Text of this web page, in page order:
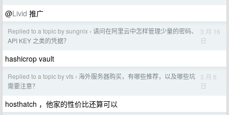
@Livid 推广
Replied to a topic by sungnix › 请问在阿里云中怎样管理少量的密码、
API KEY 之类的凭据？
3 月 16
日
hashicrop vault
Replied to a topic by vfs › 海外服务器购买，有哪些推荐，以及哪些坑
需要注意？
3 月 6
日
hosthatch ，他家的性价比还算可以